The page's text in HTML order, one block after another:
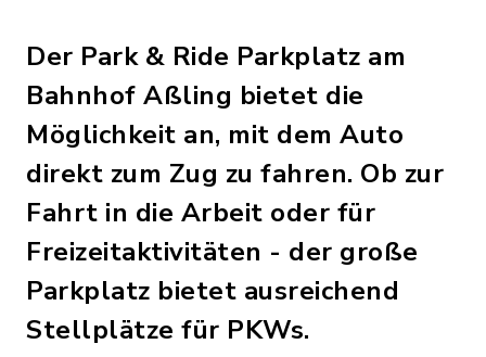
Der Park & Ride Parkplatz am
Bahnhof Aßling bietet die
Möglichkeit an, mit dem Auto
direkt zum Zug zu fahren. Ob zur
Fahrt in die Arbeit oder für
Freizeitaktivitäten - der große
Parkplatz bietet ausreichend
Stellplätze für PKWs.